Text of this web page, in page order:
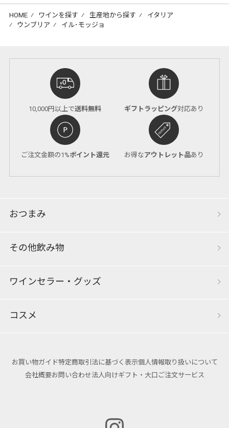
HOME ⁄ ワインを探す ⁄ 生産地から探す ⁄ イタリア
⁄ ウンブリア ⁄ イル･モッジョ
10,000円以上で送料無料 ギフトラッピング対応あり
ご注文金額の1%ポイント還元 お得なアウトレット品あり
おつまみ
その他飲み物
ワインセラー・グッズ
コスメ
お買い物ガイド特定商取引法に基づく表示個人情報取り扱いについて
会社概要お問い合わせ法人向けギフト・大口ご注文サービス